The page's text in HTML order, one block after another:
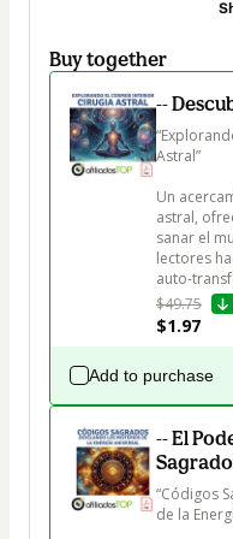
Buy together
--
Astral”
Un
astral,
sanar el
lectores
auto-
$49.75
$1.97
Add to purchase
-- El
“Códigos
de la